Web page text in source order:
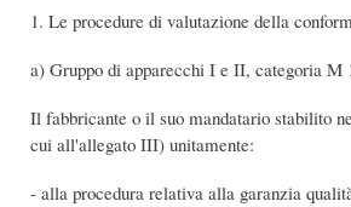
1. Le procedure di valutazione della
a) Gruppo di apparecchi I e II, categoria M
Il fabbricante o il suo mandatario stabilito
cui all'allegato III) unitamente:
- alla procedura relativa alla garanzia